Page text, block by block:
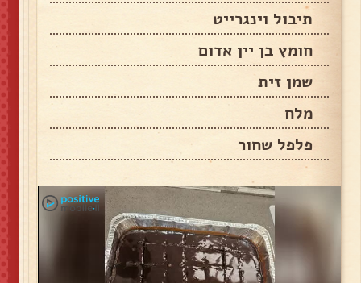
תיבול וינגרייט
חומץ בן יין אדום
שמן זית
מלח
פלפל שחור